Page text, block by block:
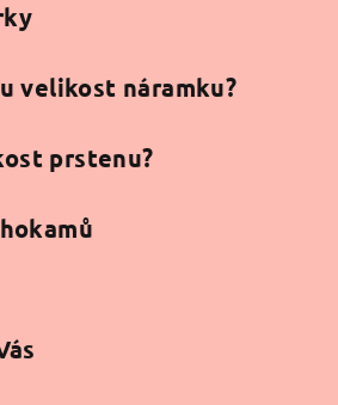
velikost náramku?
prstenu?